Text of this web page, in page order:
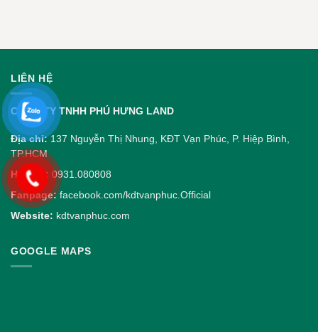
LIÊN HỆ
CÔNG TY TNHH PHÚ HƯNG LAND
Địa chỉ:137 Nguyễn Thị Nhung, KĐT Vạn Phúc, P. Hiệp Bình,
TP.HCM
Hotline: 0931.080808
Fanpage:facebook.com/kdtvanphuc.Official
Website: kdtvanphuc.com
GOOGLE MAPS